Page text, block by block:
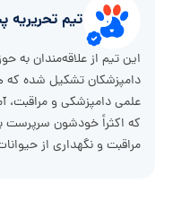
تیم تحریریه
این تیم از علاقه‌مندان
دامپزشکان تشکیل شده که
علمی دامپزشکی و
که اکثراً خودشون
مراقبت و نگهداری از